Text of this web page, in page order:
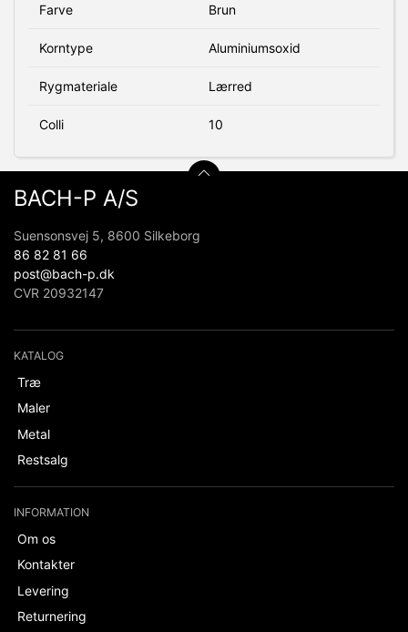
Farve Brun
Korntype Aluminiumsoxid
Rygmateriale Lærred
Colli 10
BACH-P A/S
Suensonsvej 5, 8600 Silkeborg
86 82 81 66
post@bach-p.dk
CVR 20932147
KATALOG
Træ
Maler
Metal
Restsalg
INFORMATION
Om os
Kontakter
Levering
Returnering